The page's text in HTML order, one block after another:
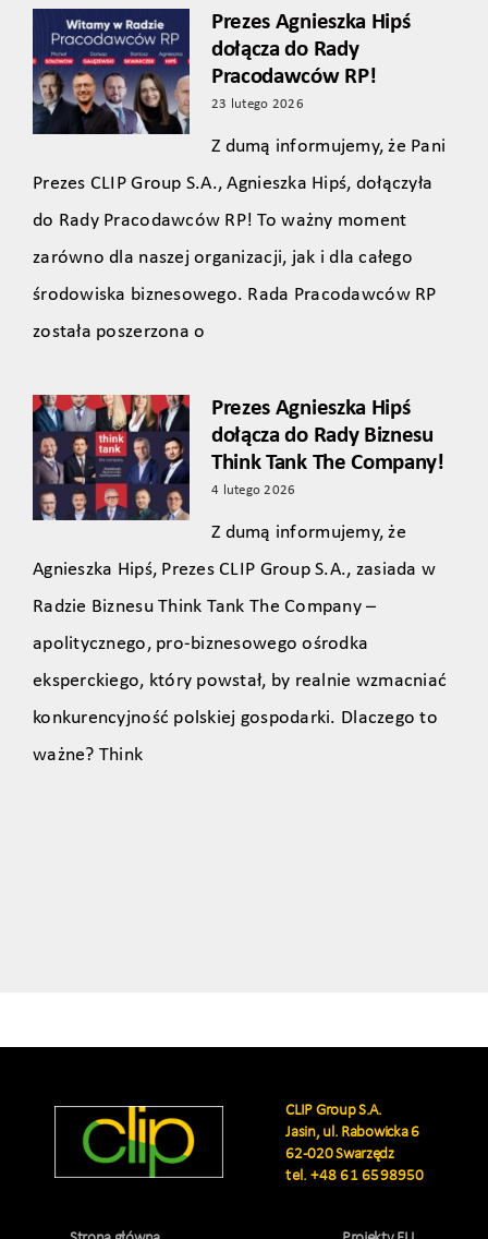
Prezes Agnieszka Hipś
dołącza do Rady
Pracodawców RP!
23 lutego 2026
Z dumą informujemy, że Pani
Prezes CLIP Group S.A., Agnieszka Hipś, dołączyła
do Rady Pracodawców RP! To ważny moment
zarówno dla naszej organizacji, jak i dla całego
środowiska biznesowego. Rada Pracodawców RP
została poszerzona o
Prezes Agnieszka Hipś
dołącza do Rady Biznesu
Think Tank The Company!
4 lutego 2026
Z dumą informujemy, że
Agnieszka Hipś, Prezes CLIP Group S.A., zasiada w
Radzie Biznesu Think Tank The Company –
apolitycznego, pro‑biznesowego ośrodka
eksperckiego, który powstał, by realnie wzmacniać
konkurencyjność polskiej gospodarki. Dlaczego to
ważne? Think
CLIP Group S.A.
Jasin, ul. Rabowicka 6
62-020 Swarzędz
tel.+48 61 6598950